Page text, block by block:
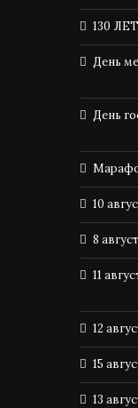
130
День
День
10
8
11
12
15
13